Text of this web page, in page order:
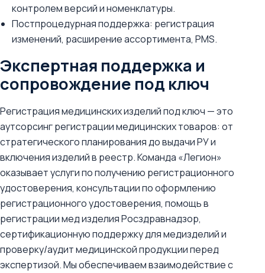
контролем версий и номенклатуры.
Постпроцедурная поддержка: регистрация
изменений, расширение ассортимента, PMS.
Экспертная поддержка и
сопровождение под ключ
Регистрация медицинских изделий под ключ — это
аутсорсинг регистрации медицинских товаров: от
стратегического планирования до выдачи РУ и
включения изделий в реестр. Команда «Легион»
оказывает услуги по получению регистрационного
удостоверения, консультации по оформлению
регистрационного удостоверения, помощь в
регистрации мед изделия Росздравнадзор,
сертификационную поддержку для медизделий и
проверку/аудит медицинской продукции перед
экспертизой. Мы обеспечиваем взаимодействие с